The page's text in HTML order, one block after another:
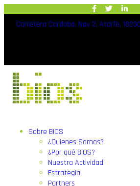
Carretera Cordoba, Nav 2, Atarfe,
Sobre BIOS
¿Quienes Somos?
¿Por qué BIOS?
Nuestra Actividad
Estrategia
Partners